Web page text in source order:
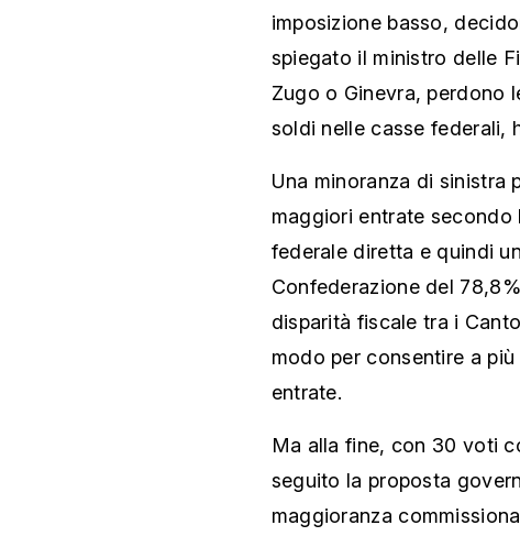
imposizione basso,
spiegato il ministro delle
Zugo o Ginevra, perdono
soldi nelle casse federali,
Una minoranza di sinistra
maggiori entrate secondo
federale diretta e quindi
Confederazione del
disparità fiscale tra i
modo per consentire a
entrate.
Ma alla fine, con 30 voti
seguito la proposta
maggioranza